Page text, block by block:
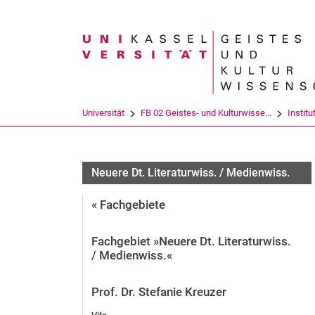
Suchbegriff
Universität FB 02 Geistes- und Kulturwisse...
Neuere Dt. Literaturwiss. / Medienwiss.
« Fachgebiete
Fachgebiet »Neuere Dt. Literaturwiss.
/ Medienwiss.«
Prof. Dr. Stefanie Kreuzer